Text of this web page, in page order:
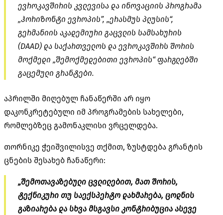
ევროკავშირის კვლევისა და ინოვაციის პროგრამა
„ჰორიზონტი ევროპის”, „ერასმუს პლუსის“,
გერმანიის აკადემიური გაცვლის სამსახურის
(DAAD) და საქართველოს და ევროკავშირს შორის
მოქმედი „შემოქმედებითი ევროპის“ ფარგლებში
გაცემული გრანტები.
აპრილში მიღებულ ჩანაწერში არ იყო
დაკონკრეტებული იმ პროგრამების სახელები,
რომლებზეც გამონაკლისი ვრცელდება.
თორნიკე ჭეიშვილისვე თქმით, ზუსტდება გრანტის
ცნების შესახებ ჩანაწერი:
„შემოთავაზებული ცვლილებით, მათ შორის,
ტექნიკური თუ საექსპერტო დახმარება, ცოდნის
გაზიარება და სხვა მსგავსი კონტრიბუცია ასევე